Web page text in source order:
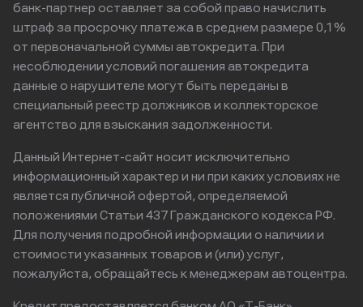
банк-партнер оставляет за собой право начислить
штраф за просрочку платежа в среднем размере 0,1%
от первоначальной суммы автокредита. При
несоблюдении условий погашения автокредита
данные о нарушителе могут быть переданы в
специальный реестр должников и коллекторское
агентство для взыскания задолженности.
Данный Интернет-сайт носит исключительно
информационный характер и ни при каких условиях не
является публичной офертой, определяемой
положениями Статьи 437 Гражданского кодекса РФ.
Для получения подробной информации о наличии и
стоимости указанных товаров и (или) услуг,
пожалуйста, обращайтесь к менеджерам автоцентра.